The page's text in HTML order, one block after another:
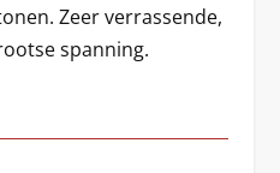
Zeer verrassende,
spanning.